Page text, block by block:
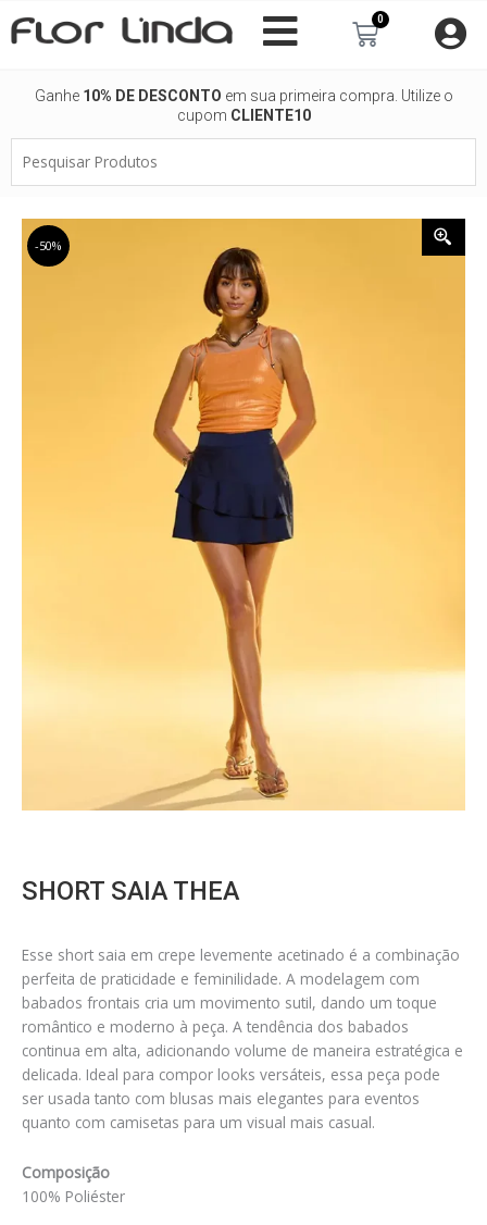
para
0
Carrinho
Ganhe 10% DE DESCONTO em sua primeira compra. Utilize o
cupom CLIENTE10
Produtos
-50%
SHORT SAIA THEA
Esse short saia em crepe levemente acetinado é a combinação
perfeita de praticidade e feminilidade. A modelagem com
babados frontais cria um movimento sutil, dando um toque
romântico e moderno à peça. A tendência dos babados
continua em alta, adicionando volume de maneira estratégica e
delicada. Ideal para compor looks versáteis, essa peça pode
ser usada tanto com blusas mais elegantes para eventos
quanto com camisetas para um visual mais casual.
Composição
100% Poliéster